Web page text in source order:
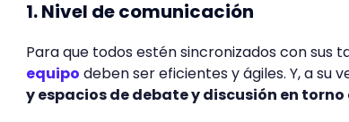
1. Nivel de comunicación
Para que todos estén sincronizados con sus
equipo deben ser eficientes y ágiles. Y, a su
y espacios de debate y discusión en torno